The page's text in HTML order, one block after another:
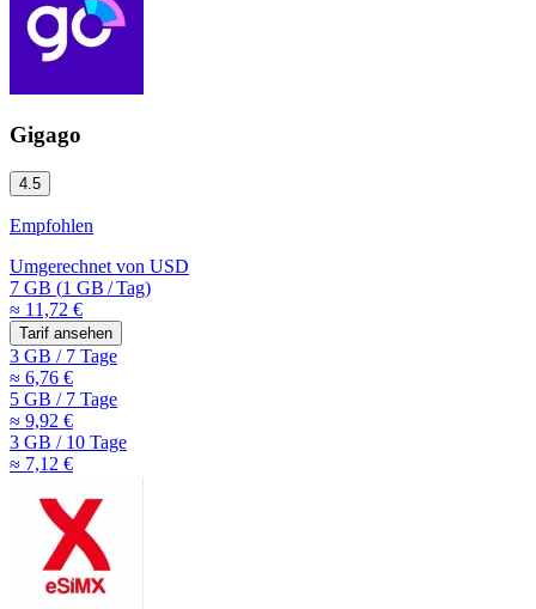
Gigago
4.5
Empfohlen
Umgerechnet von USD
7 GB (1 GB /Tag)
≈ 11,72 €
Tarif ansehen
3 GB /7 Tage
≈ 6,76 €
5 GB /7 Tage
≈ 9,92 €
3 GB /10 Tage
≈ 7,12 €